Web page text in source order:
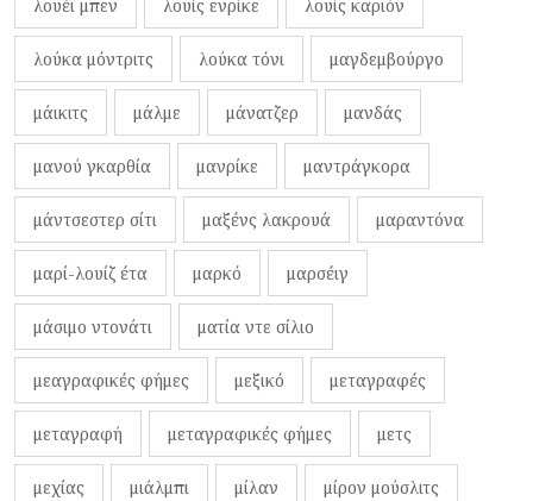
λουέι μπεν λουίς ενρίκε λουίς καριόν
λούκα μόντριτς λούκα τόνι μαγδεμβούργο
μάικιτς μάλμε μάνατζερ μανδάς
μανού γκαρθία μανρίκε μαντράγκορα
μάντσεστερ σίτι μαξένς λακρουά μαραντόνα
μαρί-λουίζ έτα μαρκό μαρσέιγ
μάσιμο ντονάτι ματία ντε σίλιο
μεαγραφικές φήμες μεξικό μεταγραφές
μεταγραφή μεταγραφικές φήμες μετς
μεχίας μιάλμπι μίλαν μίρον μούσλιτς